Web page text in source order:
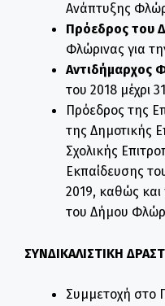
Ανάπτυξης
Πρόεδρος του
Φλώρινας για
Αντιδήμαρχος
του 2018 μέχρι
Πρόεδρος της
της Δημοτικής
Σχολικής
Εκπαίδευσης
2019, καθώς
του Δήμου
ΣΥΝΔΙΚΑΛΙΣΤΙΚΗ
Συμμετοχή στο